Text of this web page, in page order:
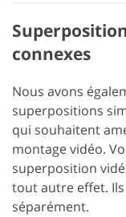
connexes
Nous avons
superpositions
qui souhaitent
montage vidéo.
superposition
tout autre effet.
séparément.